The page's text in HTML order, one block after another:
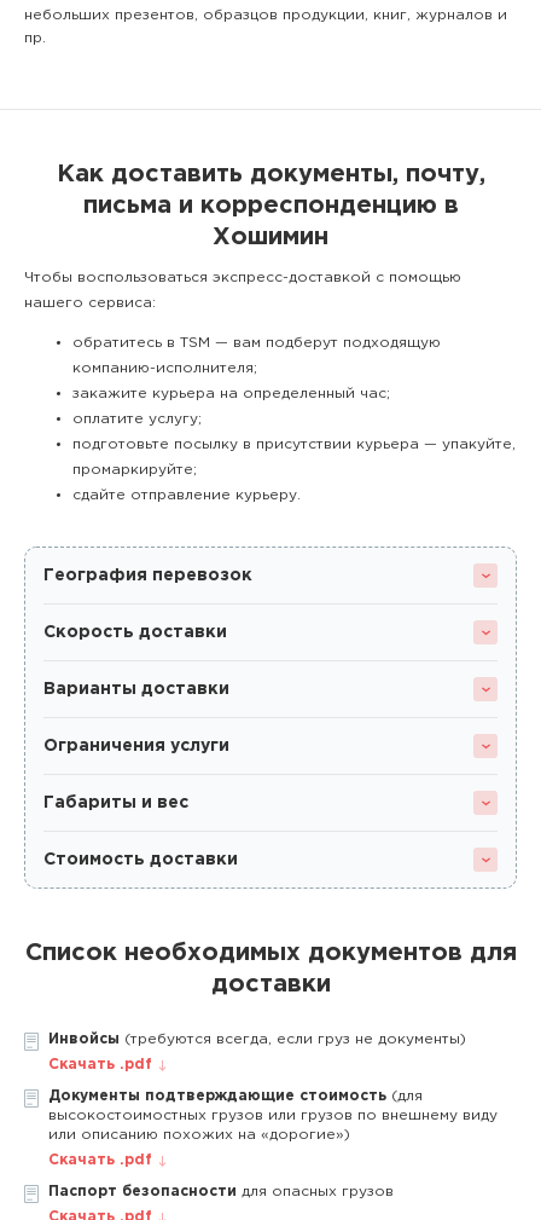
небольших презентов, образцов продукции, книг, журналов и
пр.
Как доставить документы, почту,
письма и корреспонденцию в
Хошимин
Чтобы воспользоваться экспресс-доставкой с помощью
нашего сервиса:
обратитесь в TSM — вам подберут подходящую
компанию-исполнителя;
закажите курьера на определенный час;
оплатите услугу;
подготовьте посылку в присутствии курьера — упакуйте,
промаркируйте;
сдайте отправление курьеру.
География перевозок
Скорость доставки
Варианты доставки
Ограничения услуги
Габариты и вес
Стоимость доставки
Список необходимых документов для
доставки
Инвойсы (требуются всегда, если груз не документы)
Скачать .pdf
Документы подтверждающие стоимость (для
высокостоимостных грузов или грузов по внешнему виду
или описанию похожих на «дорогие»)
Скачать .pdf
Паспорт безопасности для опасных грузов
Скачать .pdf